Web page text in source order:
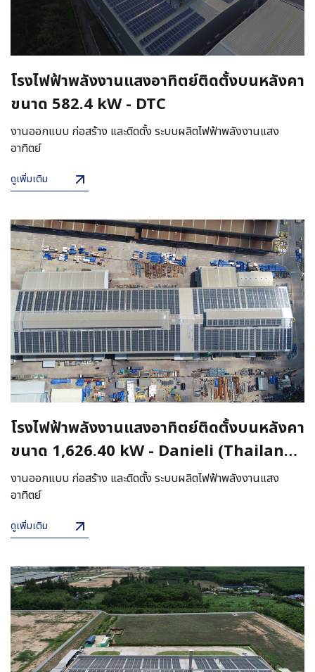
โรงไฟฟ้าพลังงานแสงอาทิตย์ติดตั้งบนหลังคา
ขนาด 582.4 kW - DTC
งานออกแบบ ก่อสร้าง และติดตั้ง ระบบผลิตไฟฟ้าพลังงานแสง
อาทิตย์
ดูเพิ่มเติม
โรงไฟฟ้าพลังงานแสงอาทิตย์ติดตั้งบนหลังคา
ขนาด 1,626.40 kW - Danieli (Thailand)
Co.,Ltd.
งานออกแบบ ก่อสร้าง และติดตั้ง ระบบผลิตไฟฟ้าพลังงานแสง
อาทิตย์
ดูเพิ่มเติม